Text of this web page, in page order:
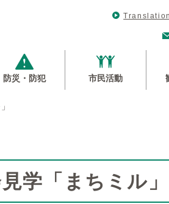
防災・防犯 市民活動
学「まちミル」